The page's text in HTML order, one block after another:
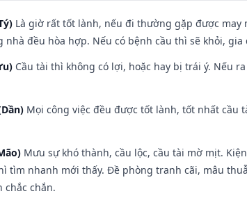
Là giờ rất tốt lành, nếu đi thường gặp được may
đều hòa hợp. Nếu có bệnh cầu thì sẽ khỏi,
Cầu tài thì không có lợi, hoặc hay bị trái ý. Nếu
Mọi công việc đều được tốt lành, tốt nhất cầu
Mưu sự khó thành, cầu lộc, cầu tài mờ mịt.
tìm nhanh mới thấy. Đề phòng tranh cãi, mâu
chắc chắn.